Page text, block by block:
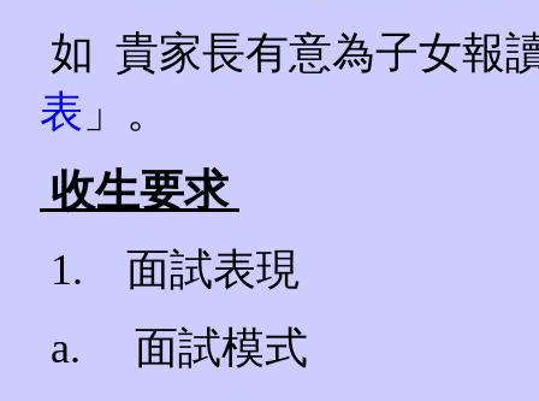
如 貴家長有意為子女報
表 」。
收生要求
1. 面試表現
a. 面試模式